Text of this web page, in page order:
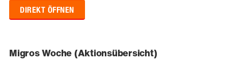
DIREKT ÖFFNEN
Migros Woche (Aktionsübersicht)